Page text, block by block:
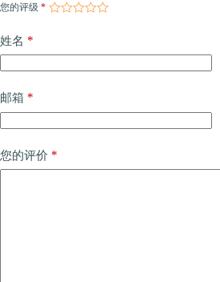
您的评级 *
姓名 *
邮箱 *
您的评价 *